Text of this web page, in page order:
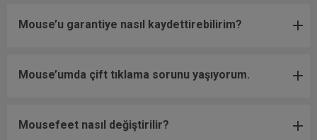
Mouse’u garantiye nasıl kaydettirebilirim?
Mouse’umda çift tıklama sorunu yaşıyorum.
Mousefeet nasıl değiştirilir?